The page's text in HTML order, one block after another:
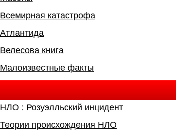
Всемирная катастрофа
Атлантида
Велесова книга
Малоизвестные факты
НЛО : Розуэлльский инцидент
Теории происхождения НЛО